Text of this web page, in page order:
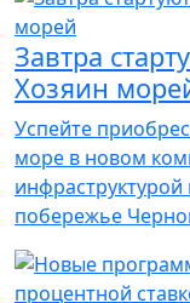
Завтра
Хозяин
Успейте
море в новом
побережье